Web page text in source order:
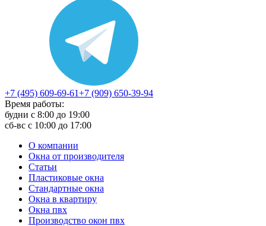
+7 (495) 609-69-61+7 (909) 650-39-94
Время работы:
будни с 8:00 до 19:00
сб-вс с 10:00 до 17:00
О компании
Окна от производителя
Статьи
Пластиковые окна
Стандартные окна
Окна в квартиру
Окна пвх
Производство окон пвх